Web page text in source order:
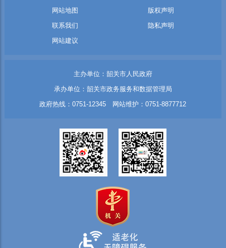
网站地图
版权声明
联系我们
隐私声明
网站建议
主办单位：韶关市人民政府
承办单位：韶关市政务服务和数据管理局
政府热线：0751-12345 网站维护：0751-8877712